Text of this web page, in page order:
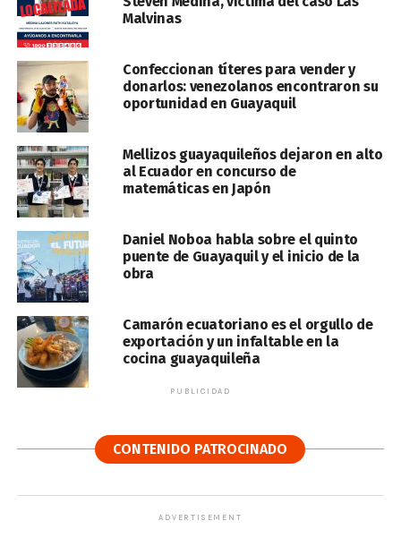
Malvinas
Confeccionan títeres para vender y
donarlos: venezolanos encontraron su
oportunidad en Guayaquil
Mellizos guayaquileños dejaron en alto
al Ecuador en concurso de
matemáticas en Japón
Daniel Noboa habla sobre el quinto
puente de Guayaquil y el inicio de la
obra
Camarón ecuatoriano es el orgullo de
exportación y un infaltable en la
cocina guayaquileña
PUBLICIDAD
CONTENIDO PATROCINADO
ADVERTISEMENT